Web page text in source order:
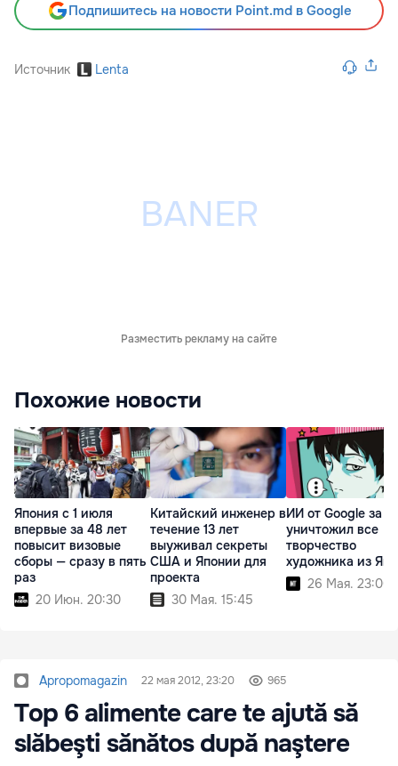
Подпишитесь на новости Point.md в Google
Источник Lenta
Разместить рекламу на сайте
Похожие новости
Япония с 1 июля
впервые за 48 лет
повысит визовые
сборы — сразу в пять
раз
20 Июн. 20:30
Китайский инженер в
течение 13 лет
выуживал секреты
США и Японии для
проекта
30 Мая. 15:45
ИИ от Google за
уничтожил все
творчество
художника из
26 Мая. 23:00
Apropomagazin 22 мая 2012, 23:20 965
Top 6 alimente care te ajută să
slăbeşti sănătos după naştere